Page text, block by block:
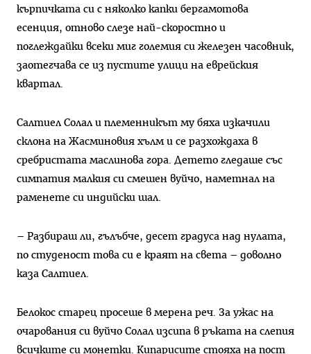
кърпичката си с няколко капки бергамотова
есенция, отново слезе най-скоростно и
поглеждайки всеки миг големия си железен часовник,
заотегчава се из пустите улици на еврейския
квартал.
Салтиел Солал и племенникът му бяха изкачили
склона на Жасминовия хълм и се разхождаха в
сребристата маслинова гора. Детето гледаше със
симпатия малкия си смешен вуйчо, наметнал на
раменете си индийски шал.
– Разбираш ли, гълъбче, десет градуса над нулата,
по студеност това си е краят на света – доволно
каза Салтиел.
Белокос старец просеше в мерена реч. За ужас на
очарования си вуйчо Солал изсипа в ръката на слепия
всичките си монетки. Кипарисите стояха на пост